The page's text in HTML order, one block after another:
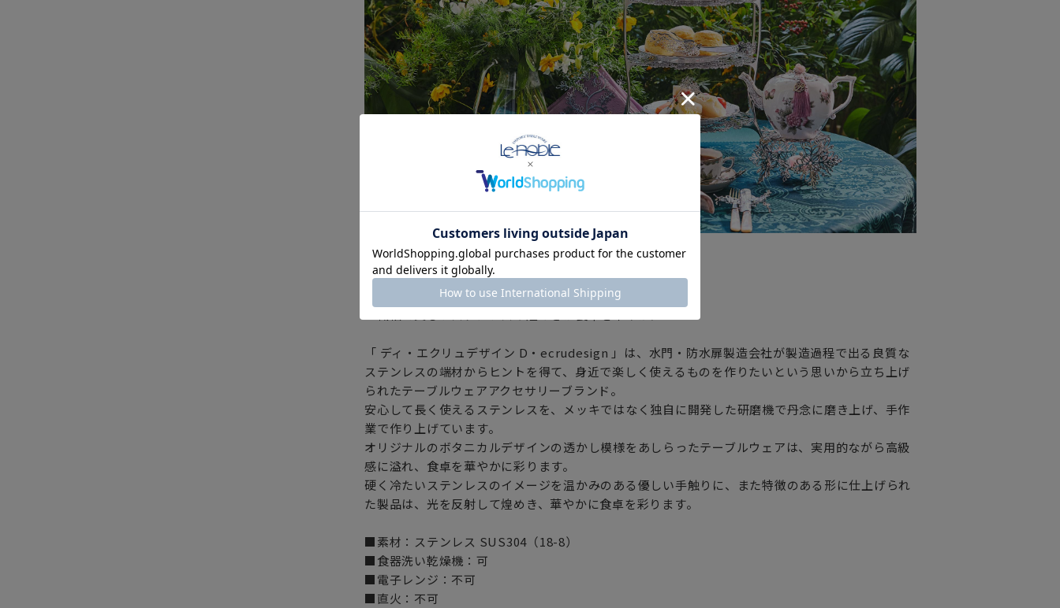
ブランド
ディ・エクリュデザイン
「 ディ・エクリュデザイン D・ecrudesign 」は、水門・防水扉製造会社が製造過程で出る良質な
ステンレスの端材からヒントを得て、身近で楽しく使えるものを作りたいという思いから立ち上げ
られたテーブルウェアアクセサリーブランド。
安心して長く使えるステンレスを、メッキではなく独自に開発した研磨機で丹念に磨き上げ、手作
業で作り上げています。
オリジナルのボタニカルデザインの透かし模様をあしらったテーブルウェアは、実用的ながら高級
感に溢れ、食卓を華やかに彩ります。
硬く冷たいステンレスのイメージを温かみのある優しい手触りに、また特徴のある形に仕上げられ
た製品は、光を反射して煌めき、華やかに食卓を彩ります。
■素材：ステンレス SUS304（18-8）
■食器洗い乾燥機：可
■電子レンジ：不可
■直火：不可